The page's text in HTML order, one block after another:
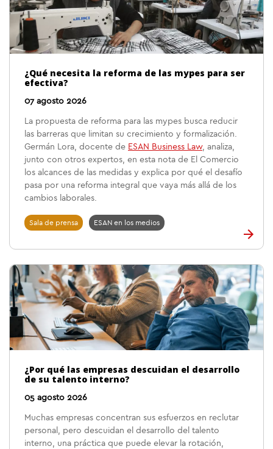
¿Qué necesita la reforma de las mypes para ser
efectiva?
07 agosto 2026
La propuesta de reforma para las mypes busca reducir
las barreras que limitan su crecimiento y formalización.
Germán Lora, docente de ESAN Business Law, analiza,
junto con otros expertos, en esta nota de El Comercio
los alcances de las medidas y explica por qué el desafío
pasa por una reforma integral que vaya más allá de los
cambios laborales.
Sala de prensa ESAN en los medios
¿Por qué las empresas descuidan el desarrollo
de su talento interno?
05 agosto 2026
Muchas empresas concentran sus esfuerzos en reclutar
personal, pero descuidan el desarrollo del talento
interno, una práctica que puede elevar la rotación,